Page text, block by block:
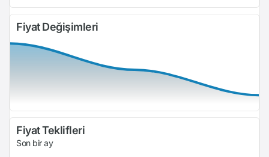
Fiyat Değişimleri
Fiyat Teklifleri
Son bir ay